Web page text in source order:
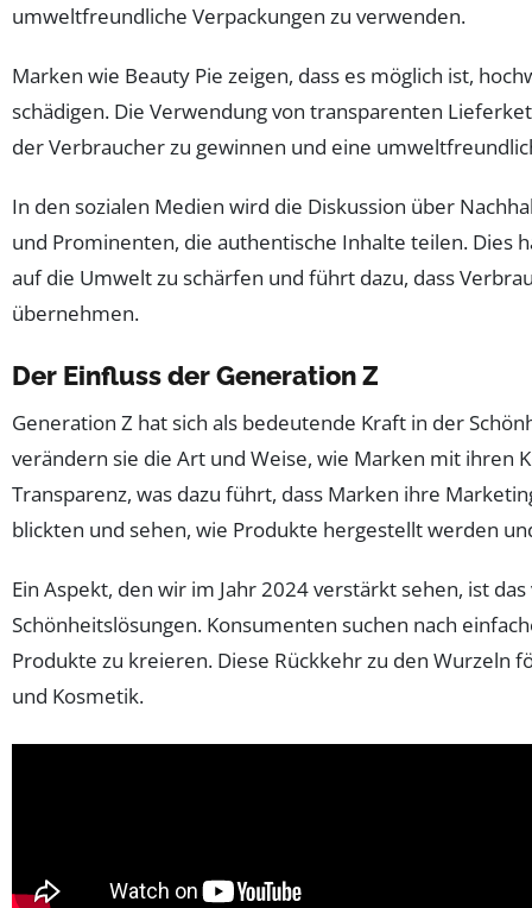
umweltfreundliche Verpackungen zu verwenden.
Marken wie Beauty Pie zeigen, dass es möglich ist,
schädigen. Die Verwendung von transparenten
der Verbraucher zu gewinnen und eine
In den sozialen Medien wird die Diskussion über
und Prominenten, die authentische Inhalte teilen. Dies
auf die Umwelt zu schärfen und führt dazu, dass
übernehmen.
Der Einfluss der Generation Z
Generation Z hat sich als bedeutende Kraft in der
verändern sie die Art und Weise, wie Marken mit ihren
Transparenz, was dazu führt, dass Marken ihre
blickten und sehen, wie Produkte hergestellt werden
Ein Aspekt, den wir im Jahr 2024 verstärkt sehen, ist
Schönheitslösungen. Konsumenten suchen nach
Produkte zu kreieren. Diese Rückkehr zu den Wurzeln
und Kosmetik.